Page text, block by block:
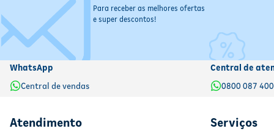
Lembre assim que possível:Se ainda falta bastante tempo
Dose próxima:Se já estiver perto do horário da próxima
Nunca dobre a dose:
Não tome duas doses ao mesmo
Dúvidas persistentes:
Em caso de dúvida, consulte o
Para receber as melhores ofertas
e super descontos!
WhatsApp
Central de vendas
Central de
0800 087
Atendimento Serviços